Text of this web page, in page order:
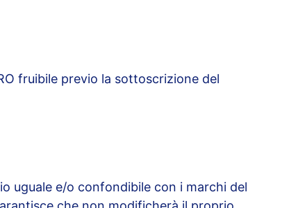
fruibile previo la sottoscrizione del
uguale e/o confondibile con i marchi del